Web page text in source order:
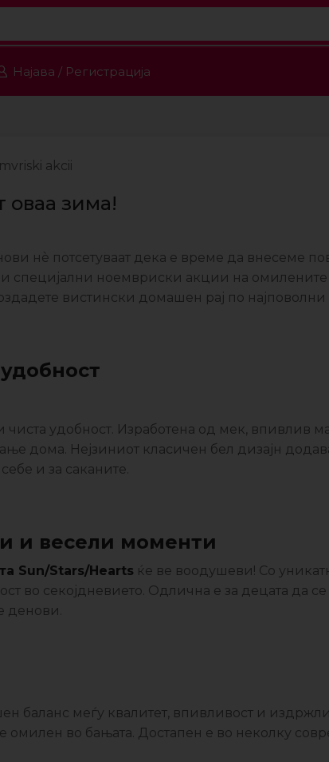
Најава / Регистрација
оваа зима!
нè потсетуваат дека е време да внесеме
специјални ноемвриски акции на омилените
вистински домашен рај по
удобност. Изработена од мек, впивлив
дома. Нејзиниот класичен бел дизајн
и за саканите.
и весели моменти
Sun/Stars/Hearts ќе ве воодушеви! Со
во секојдневието. Одлична е за децата да се
денови.
баланс меѓу квалитет, впивливост и
омилен во бањата. Достапен е во неколку